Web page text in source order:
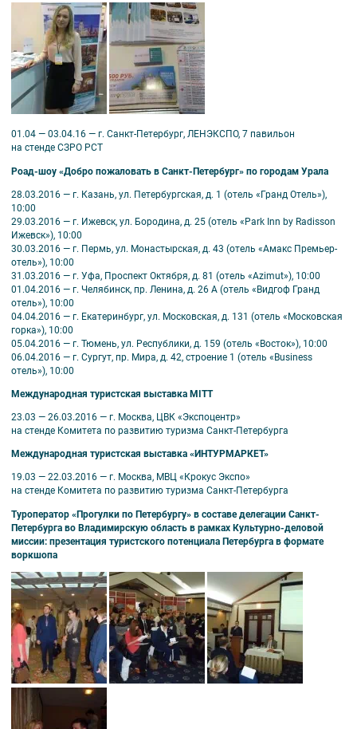
01.04 — 03.04.16 — г. Санкт-Петербург, ЛЕНЭКСПО, 7 павильон
на стенде СЗРО РСТ
Роад-шоу «Добро пожаловать в Санкт-Петербург» по городам Урала
28.03.2016 — г. Казань, ул. Петербургская, д. 1 (отель «Гранд Отель»),
10:00
29.03.2016 — г. Ижевск, ул. Бородина, д. 25 (отель «Park Inn by Radisson
Ижевск»), 10:00
30.03.2016 — г. Пермь, ул. Монастырская, д. 43 (отель «Амакс Премьер-
отель»), 10:00
31.03.2016 — г. Уфа, Проспект Октября, д. 81 (отель «Azimut»), 10:00
01.04.2016 — г. Челябинск, пр. Ленина, д. 26 А (отель «Видгоф Гранд
отель»), 10:00
04.04.2016 — г. Екатеринбург, ул. Московская, д. 131 (отель «Московская
горка»), 10:00
05.04.2016 — г. Тюмень, ул. Республики, д. 159 (отель «Восток»), 10:00
06.04.2016 — г. Сургут, пр. Мира, д. 42, строение 1 (отель «Business
отель»), 10:00
Международная туристская выставка MITT
23.03 — 26.03.2016 — г. Москва, ЦВК «Экспоцентр»
на стенде Комитета по развитию туризма Санкт-Петербурга
Международная туристская выставка «ИНТУРМАРКЕТ»
19.03 — 22.03.2016 — г. Москва, МВЦ «Крокус Экспо»
на стенде Комитета по развитию туризма Санкт-Петербурга
Туроператор «Прогулки по Петербургу» в составе делегации Санкт-
Петербурга во Владимирскую область в рамках Культурно-деловой
миссии: презентация туристского потенциала Петербурга в формате
воркшопа